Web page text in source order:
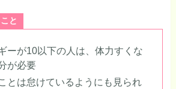
と
ーが10以下の人は、体力すくな
が必要
とは怠けているようにも見られ